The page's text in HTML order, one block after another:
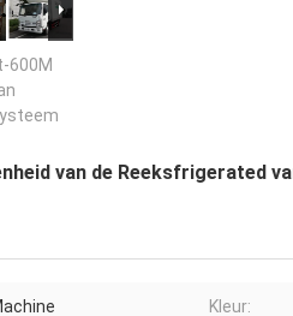
600M
van de Reeksfrigerated
Kleur: